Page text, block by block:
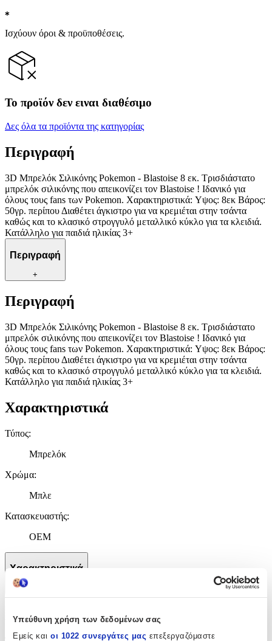
Υπεύθυνη χρήση των δεδομένων σας
Εμείς και οι 1022 συνεργάτες μας επεξεργαζόμαστε
Ισχύουν όροι & προϋποθέσεις.
Το προϊόν δεν ειναι διαθέσιμο
Δες όλα τα προϊόντα της κατηγορίας
Περιγραφή
3D Μπρελόκ Σιλικόνης Pokemon - Blastoise 8 εκ. Τρισδιάστατο
μπρελόκ σιλικόνης που απεικονίζει τον Blastoise ! Ιδανικό για
όλους τους fans των Pokemon. Χαρακτηριστικά: Yψος: 8εκ Βάρος:
50γρ. περίπου Διαθέτει άγκιστρο για να κρεμιέται στην τσάντα
καθώς και το κλασικό στρογγυλό μεταλλικό κύκλο για τα κλειδιά.
Κατάλληλο για παιδιά ηλικίας 3+
Περιγραφή
+
Περιγραφή
3D Μπρελόκ Σιλικόνης Pokemon - Blastoise 8 εκ. Τρισδιάστατο
μπρελόκ σιλικόνης που απεικονίζει τον Blastoise ! Ιδανικό για
όλους τους fans των Pokemon. Χαρακτηριστικά: Yψος: 8εκ Βάρος:
50γρ. περίπου Διαθέτει άγκιστρο για να κρεμιέται στην τσάντα
καθώς και το κλασικό στρογγυλό μεταλλικό κύκλο για τα κλειδιά.
Κατάλληλο για παιδιά ηλικίας 3+
Χαρακτηριστικά
Τύπος:
Μπρελόκ
Χρώμα:
Μπλε
Κατασκευαστής:
ΟΕΜ
Χαρακτηριστικά
Χαρακτηριστικά